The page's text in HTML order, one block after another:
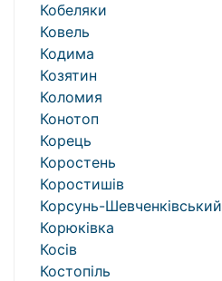
Кобеляки
Ковель
Кодима
Козятин
Коломия
Конотоп
Корець
Коростень
Коростишів
Корсунь-Шевченківський
Корюківка
Косів
Костопіль